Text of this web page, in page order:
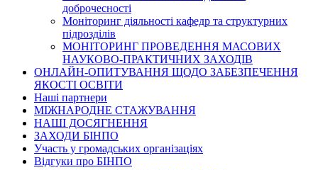
доброчесності
Моніторинг діяльності кафедр та структурних
підрозділів
МОНІТОРИНГ ПРОВЕДЕННЯ МАСОВИХ
НАУКОВО-ПРАКТИЧНИХ ЗАХОДІВ
ОНЛАЙН-ОПИТУВАННЯ ЩОДО ЗАБЕЗПЕЧЕННЯ
ЯКОСТІ ОСВІТИ
Наші партнери
МІЖНАРОДНЕ СТАЖУВАННЯ
НАШІ ДОСЯГНЕННЯ
ЗАХОДИ БІНПО
Участь у громадських організаціях
Відгуки про БІНПО